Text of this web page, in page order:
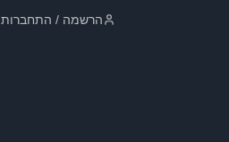
הרשמה / התחברות